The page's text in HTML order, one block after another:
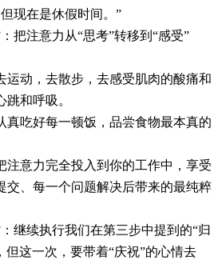
现在是休假时间。”
：把注意力从“思考”转移到“感受”
运动，去散步，去感受肌肉的酸痛和
跳和呼吸。
真吃好每一顿饭，品尝食物最本真的
注意力完全投入到你的工作中，享受
交、每一个问题解决后带来的最纯粹
：继续执行我们在第三步中提到的“归
但这一次，要带着“庆祝”的心情去